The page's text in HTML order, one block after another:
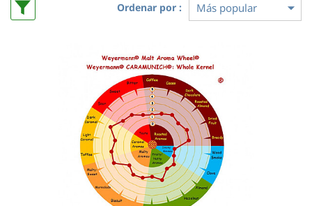
Ordenar por :